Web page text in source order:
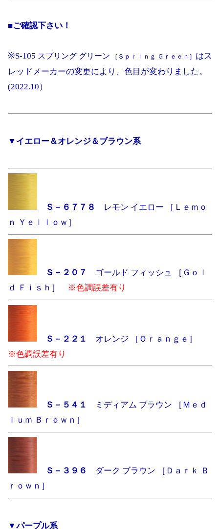
■ご確認下さい！
※S-105 スプリング グリーン ［Ｓｐｒｉｎｇ Ｇｒｅｅｎ］ はス
レッドメーカーの変更により、色目が変わりました。
(2022.10）
▼イエロー＆オレンジ＆ブラウン系
Ｓ－６７７８
レモン イエロー ［Ｌｅｍｏ
ｎ Ｙｅｌｌｏｗ］
Ｓ－２０７
ゴールド フィッシュ ［Ｇｏｌ
ｄ Ｆｉｓｈ］
※色調誤差有り
Ｓ－２２１
オレンジ ［Ｏｒａｎｇｅ］
※色調誤差有り
Ｓ－５４１
ミディアム ブラウン ［Ｍｅｄ
ｉｕｍ Ｂｒｏｗｎ］
Ｓ－３９６
ダーク ブラウン ［Ｄａｒｋ Ｂ
ｒｏｗｎ］
▼パープル系